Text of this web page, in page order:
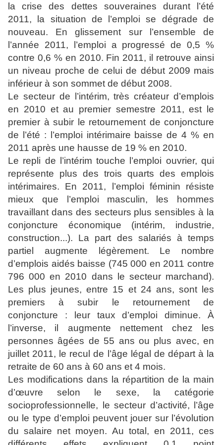
la crise des dettes souveraines durant l’été
2011, la situation de l’emploi se dégrade de
nouveau. En glissement sur l’ensemble de
l’année 2011, l’emploi a progressé de 0,5 %
contre 0,6 % en 2010. Fin 2011, il retrouve ainsi
un niveau proche de celui de début 2009 mais
inférieur à son sommet de début 2008.
Le secteur de l’intérim, très créateur d’emplois
en 2010 et au premier semestre 2011, est le
premier à subir le retournement de conjoncture
de l’été : l’emploi intérimaire baisse de 4 % en
2011 après une hausse de 19 % en 2010.
Le repli de l’intérim touche l’emploi ouvrier, qui
représente plus des trois quarts des emplois
intérimaires. En 2011, l’emploi féminin résiste
mieux que l’emploi masculin, les hommes
travaillant dans des secteurs plus sensibles à la
conjoncture économique (intérim, industrie,
construction...). La part des salariés à temps
partiel augmente légèrement. Le nombre
d’emplois aidés baisse (745 000 en 2011 contre
796 000 en 2010 dans le secteur marchand).
Les plus jeunes, entre 15 et 24 ans, sont les
premiers à subir le retournement de
conjoncture : leur taux d’emploi diminue. À
l’inverse, il augmente nettement chez les
personnes âgées de 55 ans ou plus avec, en
juillet 2011, le recul de l’âge légal de départ à la
retraite de 60 ans à 60 ans et 4 mois.
Les modifications dans la répartition de la main
d’œuvre selon le sexe, la catégorie
socioprofessionnelle, le secteur d’activité, l’âge
ou le type d’emploi peuvent jouer sur l’évolution
du salaire net moyen. Au total, en 2011, ces